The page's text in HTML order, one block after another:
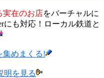
実在のお店をバーチャルに
にも対応！ローカル鉄道と
集めまくる!
明を見る